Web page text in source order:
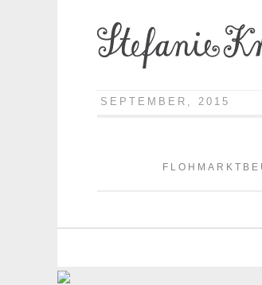
SEPTEMBER, 2015